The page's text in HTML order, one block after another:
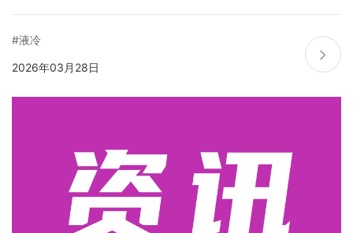
#液冷
2026年03月28日